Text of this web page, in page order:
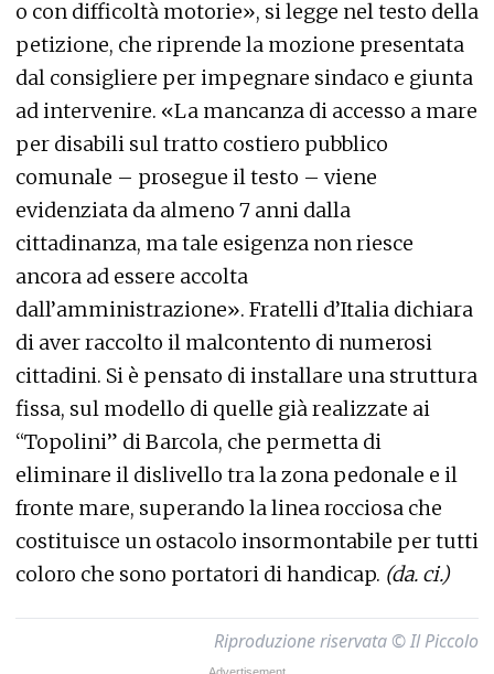
o con difficoltà motorie», si legge nel testo della
petizione, che riprende la mozione presentata
dal consigliere per impegnare sindaco e giunta
ad intervenire. «La mancanza di accesso a mare
per disabili sul tratto costiero pubblico
comunale – prosegue il testo – viene
evidenziata da almeno 7 anni dalla
cittadinanza, ma tale esigenza non riesce
ancora ad essere accolta
dall’amministrazione». Fratelli d’Italia dichiara
di aver raccolto il malcontento di numerosi
cittadini. Si è pensato di installare una struttura
fissa, sul modello di quelle già realizzate ai
“Topolini” di Barcola, che permetta di
eliminare il dislivello tra la zona pedonale e il
fronte mare, superando la linea rocciosa che
costituisce un ostacolo insormontabile per tutti
coloro che sono portatori di handicap. (da. ci.)
Riproduzione riservata © Il Piccolo